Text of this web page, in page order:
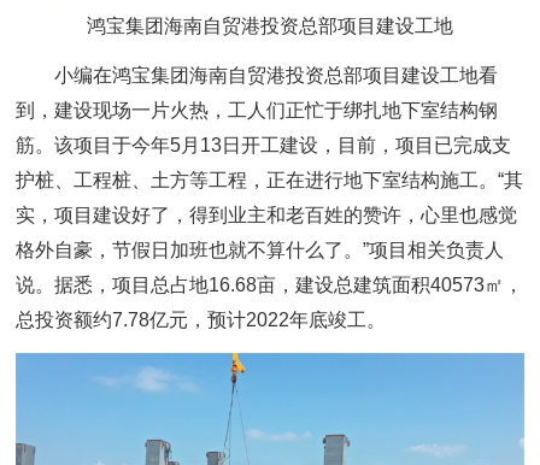
鸿宝集团海南自贸港投资总部项目建设工地
小编在鸿宝集团海南自贸港投资总部项目建设工地看
到，建设现场一片火热，工人们正忙于绑扎地下室结构钢
筋。该项目于今年5月13日开工建设，目前，项目已完成支
护桩、工程桩、土方等工程，正在进行地下室结构施工。“其
实，项目建设好了，得到业主和老百姓的赞许，心里也感觉
格外自豪，节假日加班也就不算什么了。”项目相关负责人
说。据悉，项目总占地16.68亩，建设总建筑面积40573㎡，
总投资额约7.78亿元，预计2022年底竣工。